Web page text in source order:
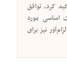
کرد، توافق
اساسی مورد
نیز برای